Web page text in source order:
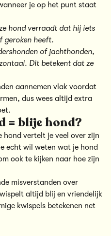
je op het punt staat
hond verraadt dat hij iets
geroken heeft.
of jachthonden,
Dit betekent dat ze
aannemen vlak voordat
dus wees altijd extra
= blije hond?
hond vertelt je veel over zijn
echt wil weten wat je hond
ook te kijken naar hoe zijn
misverstanden over
altijd blij en vriendelijk
kwispels betekenen net